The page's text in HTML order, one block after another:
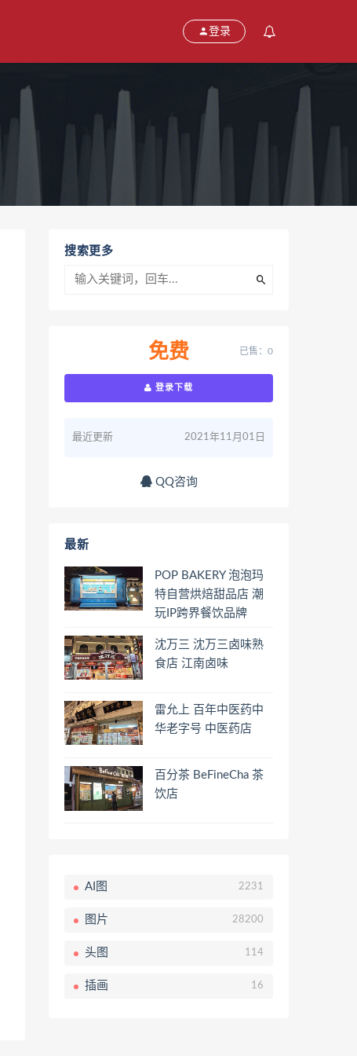
登录
搜索更多
免费 已售：0
登录下载
最近更新 2021年11月01日
QQ咨询
最新
POP BAKERY 泡泡玛
特自营烘焙甜品店 潮
玩IP跨界餐饮品牌
沈万三 沈万三卤味熟
食店 江南卤味
雷允上 百年中医药中
华老字号 中医药店
百分茶 BeFineCha 茶
饮店
AI图 2231
图片 28200
头图 114
插画 16